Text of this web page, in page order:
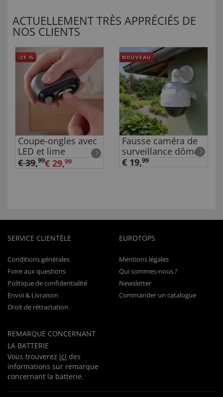
ACTUELLEMENT TRÈS APPRÉCIÉS DE
NOS CLIENTS
-25 %
Coupe-ongles avec
LED et lime
€ 39,99€ 29,99
NOUVEAU
Fausse caméra de
surveillance dôme
€ 19,99
SERVICE CLIENTÈLE
Conditions générales
Foire aux questions
Politique de confidentialité
Envoi & Livraison
Droit de rétractation
REMARQUE CONCERNANT
LA BATTERIE
Vous trouverez ici des
informations sur remarque
concernant la batterie.
EUROTOPS
Mentions légales
Qui sommes-nous ?
Newsletter
Commander un catalogue